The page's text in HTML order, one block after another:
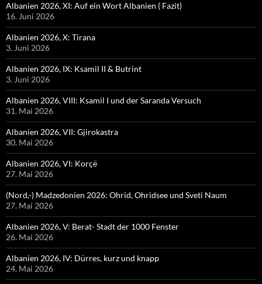
Albanien 2026, XI: Auf ein Wort Albanien ( Fazit)
16. Juni 2026
Albanien 2026, X: Tirana
3. Juni 2026
Albanien 2026, IX: Ksamil II & Butrint
3. Juni 2026
Albanien 2026, VIII: Ksamil I und der Saranda Versuch
31. Mai 2026
Albanien 2026, VII: Gjirokastra
30. Mai 2026
Albanien 2026, VI: Korçë
27. Mai 2026
(Nord,-) Madzedonien 2026: Ohrid, Ohridsee und Sveti Naum
27. Mai 2026
Albanien 2026, V: Berat- Stadt der 1000 Fenster
26. Mai 2026
Albanien 2026, IV: Dürres, kurz und knapp
24. Mai 2026